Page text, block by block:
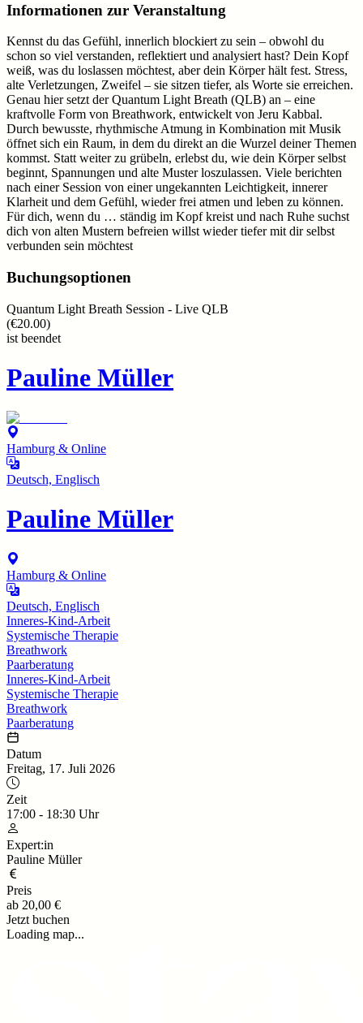
Informationen zur Veranstaltung
Kennst du das Gefühl, innerlich blockiert zu sein – obwohl du
schon so viel verstanden, reflektiert und analysiert hast? Dein Kopf
weiß, was du loslassen möchtest, aber dein Körper hält fest. Stress,
alte Verletzungen, Zweifel – sie sitzen tiefer, als Worte sie erreichen.
Genau hier setzt der Quantum Light Breath (QLB) an – eine
kraftvolle Form von Breathwork, entwickelt von Jeru Kabbal.
Durch bewusste, rhythmische Atmung in Kombination mit Musik
öffnet sich ein Raum, in dem du direkt an die Wurzel deiner Themen
kommst. Statt weiter zu grübeln, erlebst du, wie dein Körper selbst
beginnt, Spannungen und alte Muster loszulassen. Viele berichten
nach einer Session von einer ungekannten Leichtigkeit, innerer
Klarheit und dem Gefühl, wieder frei atmen und leben zu können.
Für dich, wenn du … ständig im Kopf kreist und nach Ruhe suchst
dich von alten Mustern befreien willst wieder tiefer mit dir selbst
verbunden sein möchtest
Buchungsoptionen
Quantum Light Breath Session - Live QLB
(€20.00)
ist beendet
Pauline Müller
Hamburg & Online
Deutsch, Englisch
Pauline Müller
Hamburg & Online
Deutsch, Englisch
Inneres-Kind-Arbeit
Systemische Therapie
Breathwork
Paarberatung
Inneres-Kind-Arbeit
Systemische Therapie
Breathwork
Paarberatung
Datum
Freitag, 17. Juli 2026
Zeit
17:00 - 18:30 Uhr
Expert:in
Pauline Müller
Preis
ab 20,00 €
Jetzt buchen
Loading map...